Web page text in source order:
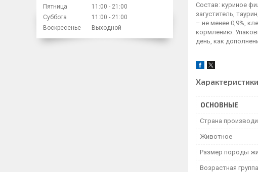
Состав: куриное
загуститель,
– не менее 0,9%,
кормлению:
день, как
Характеристики
ОСНОВНЫЕ
Страна
Животное
Размер породы
Возрастная группа
Пятница
11:00
21:00
Суббота
11:00
21:00
Воскресенье
Выходной